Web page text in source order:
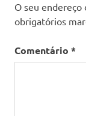
O seu endereço
obrigatórios
Comentário *